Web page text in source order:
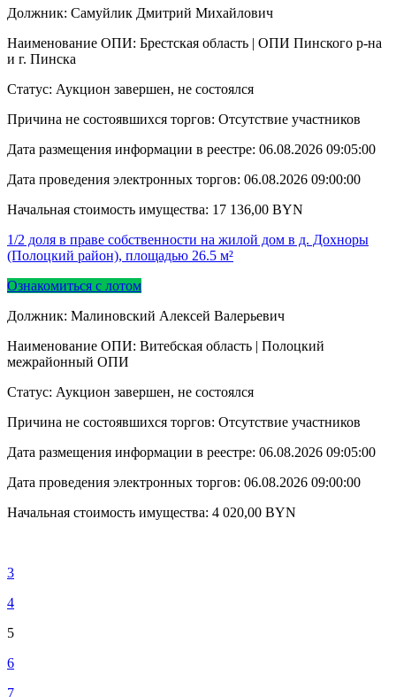
Должник: Самуйлик Дмитрий Михайлович
Наименование ОПИ: Брестская область | ОПИ Пинского р-на
и г. Пинска
Статус: Аукцион завершен, не состоялся
Причина не состоявшихся торгов: Отсутствие участников
Дата размещения информации в реестре: 06.08.2026 09:05:00
Дата проведения электронных торгов: 06.08.2026 09:00:00
Начальная стоимость имущества: 17 136,00 BYN
1/2 доля в праве собственности на жилой дом в д. Дохноры
(Полоцкий район), площадью 26.5 м²
Ознакомиться с лотом
Должник: Малиновский Алексей Валерьевич
Наименование ОПИ: Витебская область | Полоцкий
межрайонный ОПИ
Статус: Аукцион завершен, не состоялся
Причина не состоявшихся торгов: Отсутствие участников
Дата размещения информации в реестре: 06.08.2026 09:05:00
Дата проведения электронных торгов: 06.08.2026 09:00:00
Начальная стоимость имущества: 4 020,00 BYN
3
4
5
6
7